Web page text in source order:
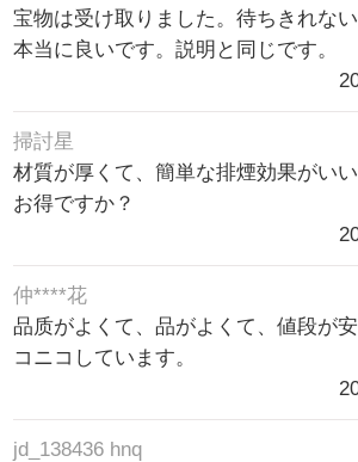
宝物は受け取りました。待ちきれない
本当に良いです。説明と同じです。
掃討星
材質が厚くて、簡単な排煙効果がい
お得ですか？
仲****花
品质がよくて、品がよくて、値段が
コニコしています。
jd_138436 hnq